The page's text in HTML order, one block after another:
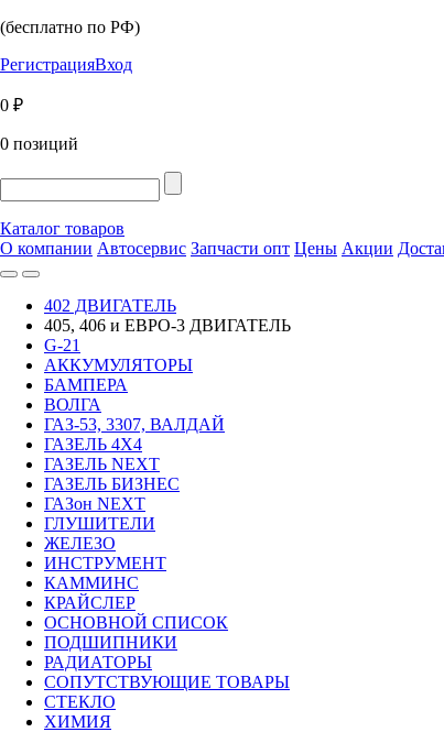
(бесплатно по РФ)
РегистрацияВход
0 ₽
0 позиций
Каталог товаров
О компании Автосервис Запчасти опт Цены Акции
402 ДВИГАТЕЛЬ
405, 406 и ЕВРО-3 ДВИГАТЕЛЬ
G-21
АККУМУЛЯТОРЫ
БАМПЕРА
ВОЛГА
ГАЗ-53, 3307, ВАЛДАЙ
ГАЗЕЛЬ 4Х4
ГАЗЕЛЬ NEXT
ГАЗЕЛЬ БИЗНЕС
ГАЗон NEXT
ГЛУШИТЕЛИ
ЖЕЛЕЗО
ИНСТРУМЕНТ
КАММИНС
КРАЙСЛЕР
ОСНОВНОЙ СПИСОК
ПОДШИПНИКИ
РАДИАТОРЫ
СОПУТСТВУЮЩИЕ ТОВАРЫ
СТЕКЛО
ХИМИЯ